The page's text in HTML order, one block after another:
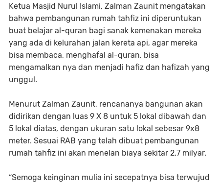
Ketua Masjid Nurul Islami, Zalman Zaunit mengatakan
bahwa pembangunan rumah tahfiz ini diperuntukan
buat belajar al-quran bagi sanak kemenakan mereka
yang ada di kelurahan jalan kereta api, agar mereka
bisa membaca, menghafal al-quran, bisa
mengamalkan nya dan menjadi hafiz dan hafizah yang
unggul.
Menurut Zalman Zaunit, rencananya bangunan akan
didirikan dengan luas 9 X 8 untuk 5 lokal dibawah dan
5 lokal diatas, dengan ukuran satu lokal sebesar 9x8
meter. Sesuai RAB yang telah dibuat pembangunan
rumah tahfiz ini akan menelan biaya sekitar 2,7 milyar.
“Semoga keinginan mulia ini secepatnya bisa terwujud